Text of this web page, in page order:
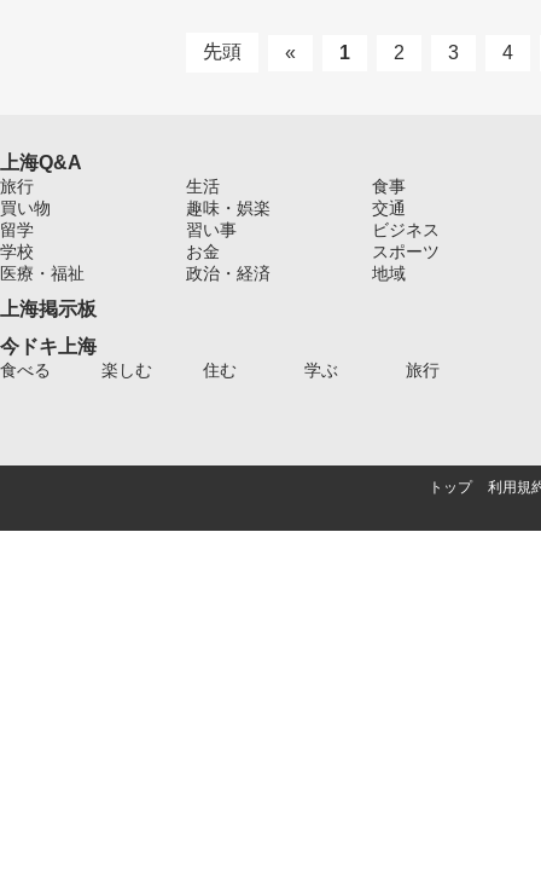
先頭 « 1 2 3 4
上海Q&A
旅行 生活
食事
買い物
趣味・娯楽
交通
留学
習い事
ビジネス
学校
お金
スポーツ
医療・福祉
政治・経済 地域
上海掲示板
今ドキ上海
食べる 楽しむ 住む 学ぶ 旅行
トップ 利用規